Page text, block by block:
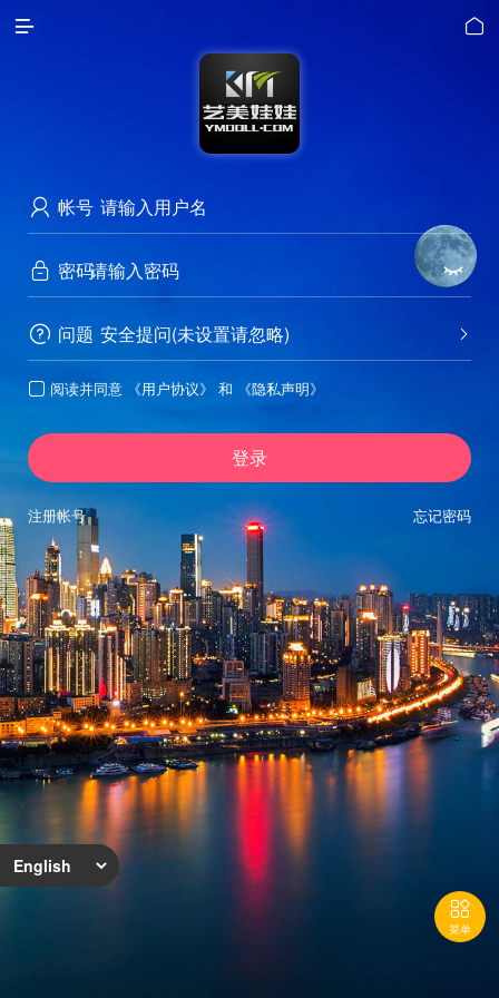
 
 帐号
 密码 
 问题 
安全提问(未设置请忽略)
 阅读并同意 《用户协议》 和 《隐私声明》
登录
忘记密码
注册帐号

菜单